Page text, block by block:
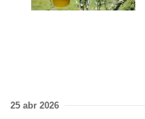
25 abr 2026